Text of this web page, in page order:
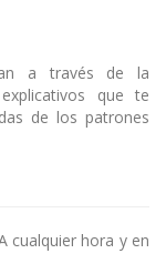
a través de la
que te
de los patrones
cualquier hora y en